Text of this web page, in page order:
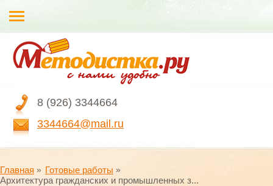
8 (926) 3344664
3344664@mail.ru
Главная
Готовые работы
Архитектура гражданских и промышленных з...